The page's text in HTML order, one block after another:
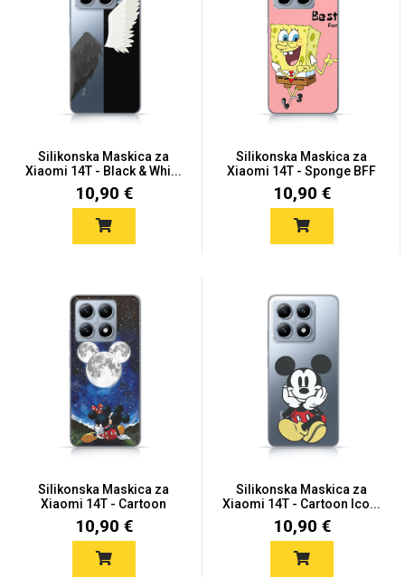
Silikonska Maskica za
Xiaomi 14T - Black & Whi...
10,90 €
Silikonska Maskica za
Xiaomi 14T - Sponge BFF
10,90 €
Silikonska Maskica za
Xiaomi 14T - Cartoon
Moo...
10,90 €
Silikonska Maskica za
Xiaomi 14T - Cartoon Ico...
10,90 €